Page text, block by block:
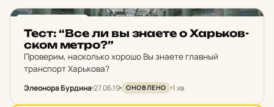
Тест: “Все ли вы знаете о Харь­ков­
ском метро?”
Проверим, насколько хорошо Вы знаете главный
транспорт Харькова?
Элеонора Бурдина27.06.19 ОНОВЛЕНО 1 хв